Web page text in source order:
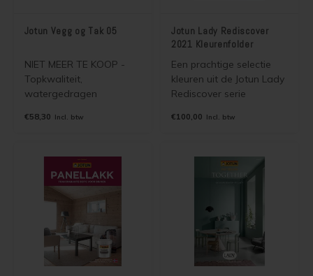
Jotun Vegg og Tak 05
NIET MEER TE KOOP -
Topkwaliteit,
watergedragen
plafondverf voor binnen.
sierpleister, spachtelputz,
vinylbekleding,
cementgebonden
plaatsmaterialen en
diverse wandweefsels.
€58,30 Incl. btw
Jotun Lady Rediscover
2021 Kleurenfolder
Een prachtige selectie
kleuren uit de Jotun Lady
Rediscover serie
kleurenfolder. De kleuren
buitenverven van Jotun.
€100,00 Incl. btw